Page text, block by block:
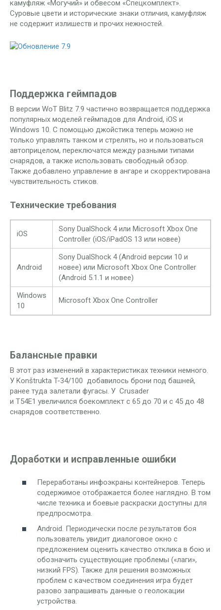
камуфляж «Могучий» и обвесом «Спецкомплект».
Суровые цвети и исторические знаки отличия, камуфляж
не содержит излишеств и прочих нежностей.
Поддержка геймпадов
В версии WoT Blitz 7.9 частично возвращается поддержка
популярных моделей геймпадов для Android, iOS и
Windows 10. С помощью джойстика теперь можно не
только управлять танком и стрелять, но и пользоваться
автоприцелом, переключатся между разными типами
снарядов, а также использовать свободный обзор.
Также добавлено управление в ангаре и скорректирована
чувствительность стиков.
Технические требования
iOS
Sony DualShock 4 или Microsoft Xbox One
Controller (iOS/iPadOS 13 или новее)
Android
Sony DualShock 4 (Android версии 10 и
новее) или Microsoft Xbox One Controller
(Android 5.1.1 и новее)
Windows
10
Microsoft Xbox One Controller
Балансные правки
В этот раз изменений в характеристиках техники немного.
У Konštrukta T-34/100 добавилось брони под башней,
ранее туда залетали фугасы. У Crusader
и T54E1 увеличился боекомплект с 65 до 70 и с 45 до 48
снарядов соответственно.
Доработки и исправленные ошибки
Переработаны инфоэкраны контейнеров. Теперь
содержимое отображается более наглядно. В том
числе техника и боевые раскраски доступны для
предпросмотра.
Android. Периодически после результатов боя
пользователь увидит диалоговое окно с
предложением оценить качество отклика в бою и
обозначить существующие проблемы («лаги»,
низкий FPS). Также для решения возможных
проблем с качеством соединения игра будет
разово запрашивать данные о геолокации
устройства.